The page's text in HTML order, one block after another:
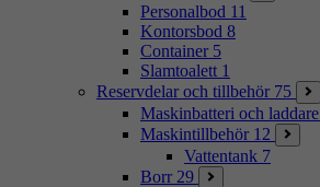
Personalbod 11
Kontorsbod 8
Container 5
Slamtoalett 1
Reservdelar och tillbehör 75
Maskinbatteri och laddare
Maskintillbehör 12
Vattentank 7
Borr 29